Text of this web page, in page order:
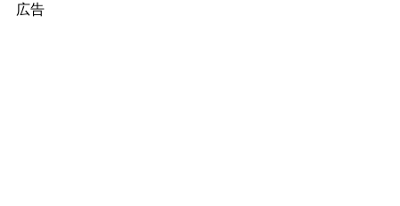
広告